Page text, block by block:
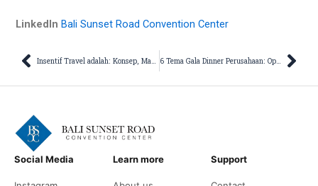
LinkedIn Bali Sunset Road Convention Center
Prev Insentif Travel adalah: Konsep, Manfaat, hingga Perencanaannya 6 Tema Gala Dinner Perusahaan: Opsi Menarik untuk Acara Berkesan
Social Media Learn more Support